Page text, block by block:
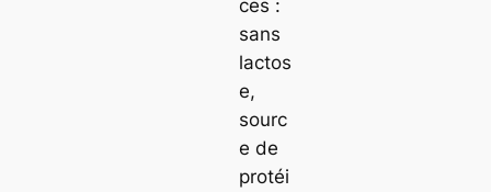
ces :
sans
lactos
e,
sourc
e de
protéi